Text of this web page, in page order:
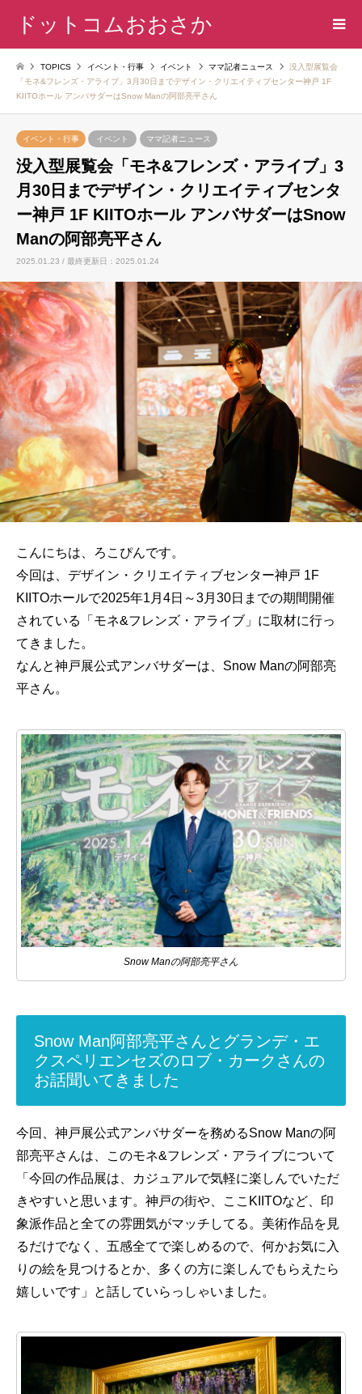
ドットコムおおさか
TOPICS イベント・行事 イベント ママ記者ニュース
没入型展覧会
「モネ&フレンズ・アライブ」3月30日までデザイン・クリエイティブセンター神戸 1F
KIITOホール アンバサダーはSnow Manの阿部亮平さん
イベント・行事 イベント ママ記者ニュース
没入型展覧会「モネ&フレンズ・アライブ」3
月30日までデザイン・クリエイティブセンタ
ー神戸 1F KIITOホール アンバサダーはSnow
Manの阿部亮平さん
2025.01.23 / 最終更新日：2025.01.24
こんにちは、ろこぴんです。
今回は、デザイン・クリエイティブセンター神戸 1F
KIITOホールで2025年1月4日～3月30日までの期間開催
されている「モネ&フレンズ・アライブ」に取材に行っ
てきました。
なんと神戸展公式アンバサダーは、Snow Manの阿部亮
平さん。
Snow Manの阿部亮平さん
Snow Man阿部亮平さんとグランデ・エ
クスペリエンセズのロブ・カークさんの
お話聞いてきました
今回、神戸展公式アンバサダーを務めるSnow Manの阿
部亮平さんは、このモネ&フレンズ・アライブについて
「今回の作品展は、カジュアルで気軽に楽しんでいただ
きやすいと思います。神戸の街や、ここKIITOなど、印
象派作品と全ての雰囲気がマッチしてる。美術作品を見
るだけでなく、五感全てで楽しめるので、何かお気に入
りの絵を見つけるとか、多くの方に楽しんでもらえたら
嬉しいです」と話していらっしゃいました。